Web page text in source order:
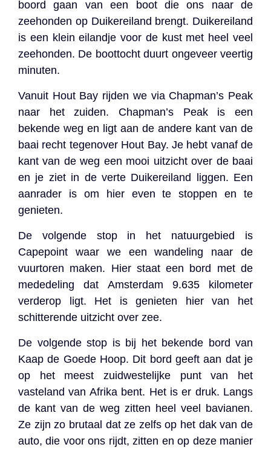
boord gaan van een boot die ons naar de
zeehonden op Duikereiland brengt. Duikereiland
is een klein eilandje voor de kust met heel veel
zeehonden. De boottocht duurt ongeveer veertig
minuten.
Vanuit Hout Bay rijden we via Chapman’s Peak
naar het zuiden. Chapman’s Peak is een
bekende weg en ligt aan de andere kant van de
baai recht tegenover Hout Bay. Je hebt vanaf de
kant van de weg een mooi uitzicht over de baai
en je ziet in de verte Duikereiland liggen. Een
aanrader is om hier even te stoppen en te
genieten.
De volgende stop in het natuurgebied is
Capepoint waar we een wandeling naar de
vuurtoren maken. Hier staat een bord met de
mededeling dat Amsterdam 9.635 kilometer
verderop ligt. Het is genieten hier van het
schitterende uitzicht over zee.
De volgende stop is bij het bekende bord van
Kaap de Goede Hoop. Dit bord geeft aan dat je
op het meest zuidwestelijke punt van het
vasteland van Afrika bent. Het is er druk. Langs
de kant van de weg zitten heel veel bavianen.
Ze zijn zo brutaal dat ze zelfs op het dak van de
auto, die voor ons rijdt, zitten en op deze manier